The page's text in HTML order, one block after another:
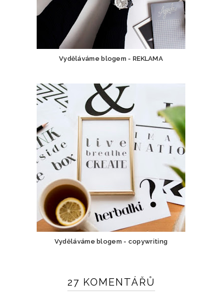
Vyděláváme blogem - REKLAMA
Vyděláváme blogem - copywriting
27 KOMENTÁŘŮ